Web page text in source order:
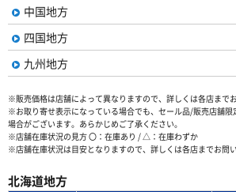
中国地方
四国地方
九州地方
※販売価格は店舗によって異なりますので、詳しくは各店まで
※お取り寄せ表示になっている場合でも、セール品/販売店舗限
場合がございます。あらかじめご了承ください。
※店舗在庫状況の見方 〇：在庫あり / △：在庫わずか
※店舗在庫状況は目安となりますので、詳しくは各店までお問
北海道地方